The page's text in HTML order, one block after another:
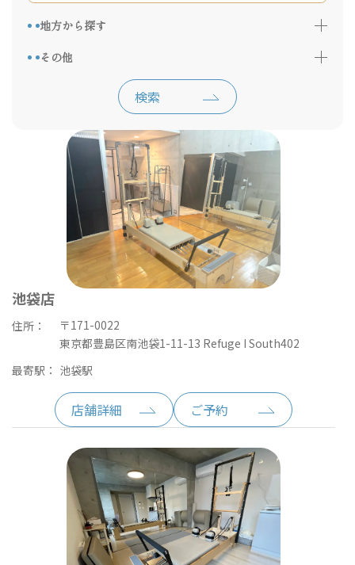
地方から探す
その他
検索
池袋店
住所：
〒171-0022
東京都豊島区南池袋1-11-13 Refuge I South402
最寄駅： 池袋駅
店舗詳細 ご予約